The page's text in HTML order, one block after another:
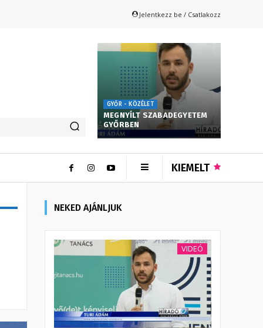
Jelentkezz be / Csatlakozz
GYŐR - KÖZÉLET
MEGNYÍLT SZABADEGYETEM
GYŐRBEN
KIEMELT
NEKED AJÁNLJUK
VIDEÓ